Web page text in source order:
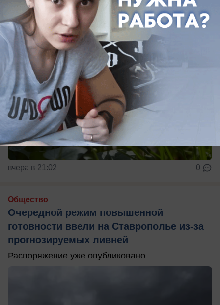
вчера в 21:02 0
Общество
Очередной режим повышенной
готовности ввели на Ставрополье из-за
прогнозируемых ливней
Распоряжение уже опубликовано